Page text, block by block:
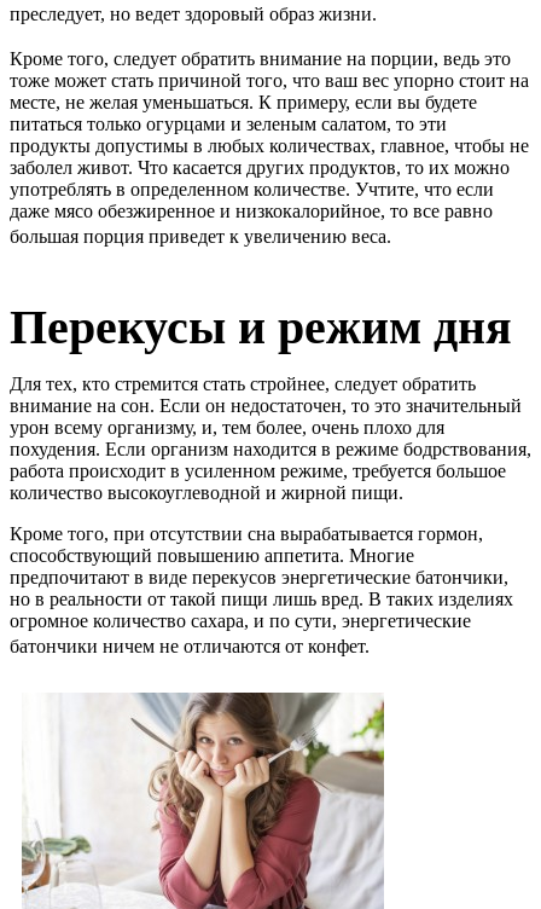
преследует, но ведет здоровый образ жизни.
Кроме того, следует обратить внимание на порции, ведь это
тоже может стать причиной того, что ваш вес упорно стоит на
месте, не желая уменьшаться. К примеру, если вы будете
питаться только огурцами и зеленым салатом, то эти
продукты допустимы в любых количествах, главное, чтобы не
заболел живот. Что касается других продуктов, то их можно
употреблять в определенном количестве. Учтите, что если
даже мясо обезжиренное и низкокалорийное, то все равно
большая порция приведет к увеличению веса.
Перекусы и режим дня
Для тех, кто стремится стать стройнее, следует обратить
внимание на сон. Если он недостаточен, то это значительный
урон всему организму, и, тем более, очень плохо для
похудения. Если организм находится в режиме бодрствования,
работа происходит в усиленном режиме, требуется большое
количество высокоуглеводной и жирной пищи.
Кроме того, при отсутствии сна вырабатывается гормон,
способствующий повышению аппетита. Многие
предпочитают в виде перекусов энергетические батончики,
но в реальности от такой пищи лишь вред. В таких изделиях
огромное количество сахара, и по сути, энергетические
батончики ничем не отличаются от конфет.